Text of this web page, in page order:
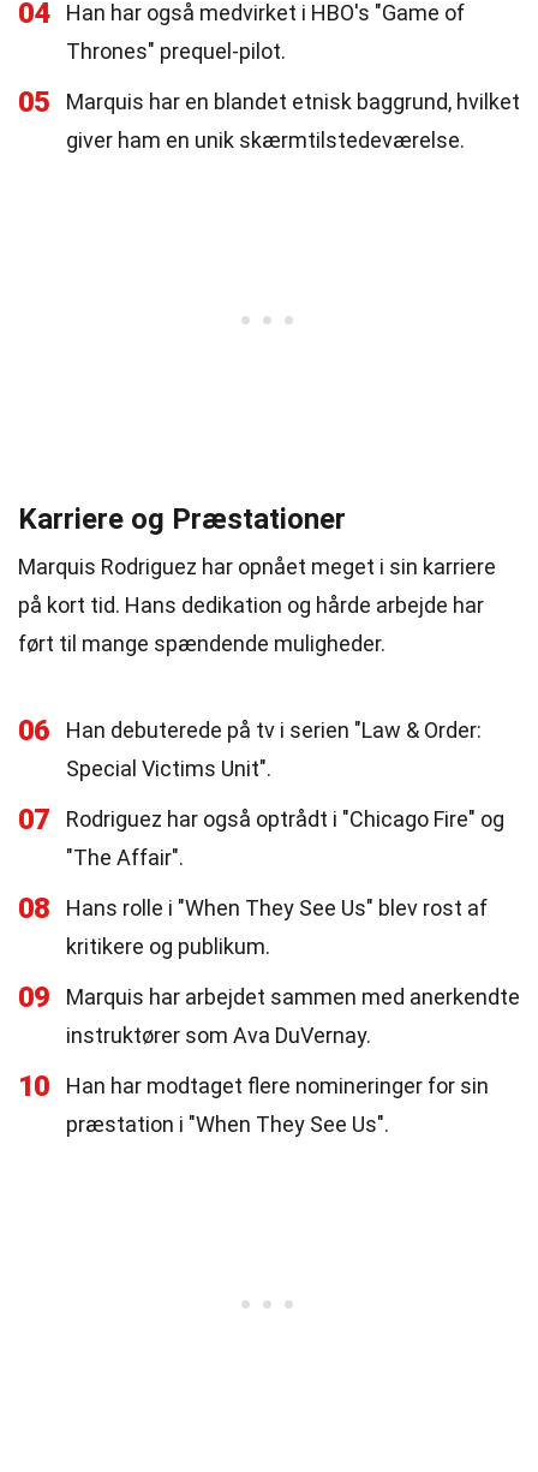
04
Han har også medvirket i HBO's "Game of
Thrones" prequel-pilot.
05
Marquis har en blandet etnisk baggrund, hvilket
giver ham en unik skærmtilstedeværelse.
Karriere og Præstationer
Marquis Rodriguez har opnået meget i sin karriere
på kort tid. Hans dedikation og hårde arbejde har
ført til mange spændende muligheder.
06
Han debuterede på tv i serien "Law & Order:
Special Victims Unit".
07
Rodriguez har også optrådt i "Chicago Fire" og
"The Affair".
08
Hans rolle i "When They See Us" blev rost af
kritikere og publikum.
09
Marquis har arbejdet sammen med anerkendte
instruktører som Ava DuVernay.
10
Han har modtaget flere nomineringer for sin
præstation i "When They See Us".